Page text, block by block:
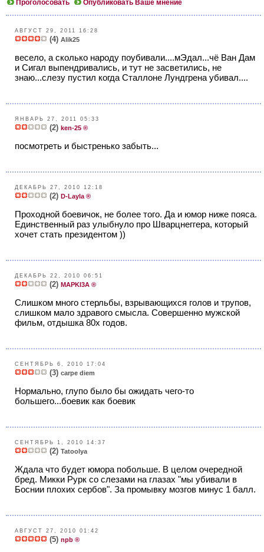
Проголосовать
Опубликовать Ваше мнение
АВГУСТ 29, 2011 16:28
(4) Alik25
весело, а сколько народу поубивали....мЭдал...чё Ван Дам
и Сигал выпендривались, и тут не засветились, не
знаю...слезу пустил когда Сталлоне Лундгрена убивал....
ЯНВАРЬ 27, 2011 05:33
(2) ken-25 ®
посмотреть и быстренько забыть...
ДЕКАБРЬ 27, 2010 12:18
(2) D-Layla ®
Проходной боевичок, не более того. Да и юмор ниже пояса.
Единственный раз улыбнуло про Шварцнеггера, который
хочет стать президентом ))
ДЕКАБРЬ 22, 2010 06:51
(2) MAPKI3A ®
Слишком много стерльбы, взрывающиxся голов и трупов,
слишком мало здравого смысла. Совершенно мужской
фильм, отдышка 80x годов.
СЕНТЯБРЬ 6, 2010 17:04
(3) carpe diem
Нормально, глупо было бы ожидать чего-то
большего...боевик как боевик
СЕНТЯБРЬ 1, 2010 14:37
(2) Tatoolya
Ждала что будет юмора побольше. В целом очередной
бред. Микки Рурк со слезами на глазах "мы убивали в
Боснии плохих сербов". За промывку мозгов минус 1 балл.
АВГУСТ 27, 2010 01:42
(5) npb ®